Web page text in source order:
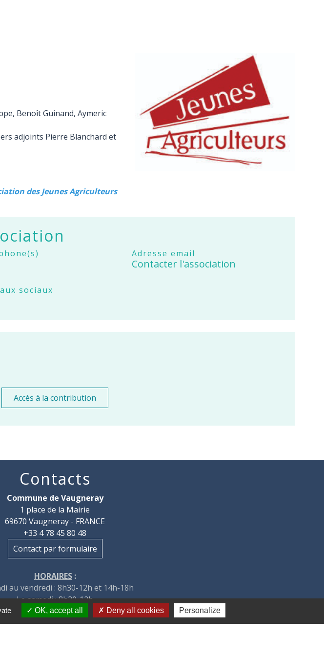
Benoît Guinand, Aymeric
adjoints Pierre Blanchard et
des Jeunes Agriculteurs
Adresse email
Contacter l'association
sociaux
Accès à la contribution
Contacts
Commune de Vaugneray
1 place de la Mairie
69670 Vaugneray - FRANCE
+33 4 78 45 80 48
Contact par formulaire
HORAIRES:
au vendredi : 8h30-12h et 14h-18h
Le samedi : 8h30-12h
OK, accept all Deny all cookies Personalize